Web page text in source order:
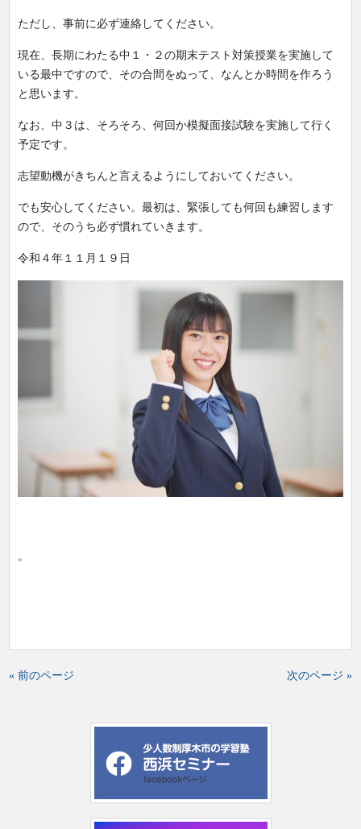
ただし、事前に必ず連絡してください。
現在、長期にわたる中１・２の期末テスト対策授業を実施して
いる最中ですので、その合間をぬって、なんとか時間を作ろう
と思います。
なお、中３は、そろそろ、何回か模擬面接試験を実施して行く
予定です。
志望動機がきちんと言えるようにしておいてください。
でも安心してください。最初は、緊張しても何回も練習します
ので、そのうち必ず慣れていきます。
令和４年１１月１９日
。
« 前のページ 次のページ »